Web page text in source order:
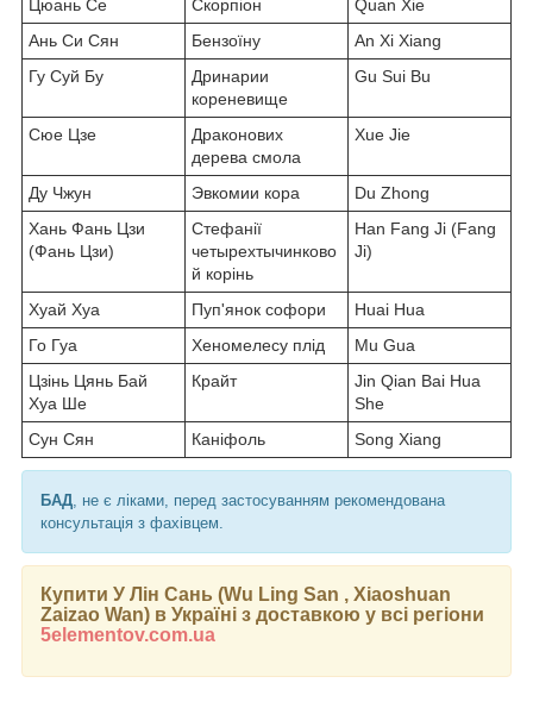
Цюань Се Скорпіон
Quan Xie
Ань Си Сян
Бензоїну
An Xi Xiang
Гу Суй Бу
Дринарии
кореневище
Gu Sui Bu
Сюе Цзе
Драконових
дерева смола
Xue Jie
Ду Чжун Эвкомии кора
Du Zhong
Хань Фань Цзи
(Фань Цзи)
Стефанії
четырехтычинково
й корінь
Han Fang Ji (Fang
Ji)
Хуай Хуа Пуп'янок софори
Huai Hua
Го Гуа
Хеномелесу плід
Mu Gua
Цзінь Цянь Бай
Хуа Ше
Крайт
Jin Qian Bai Hua
She
Сун Сян
Каніфоль Song Xiang
БАД, не є ліками, перед застосуванням рекомендована
консультація з фахівцем.
Купити У Лін Сань (Wu Ling San , Xiaoshuan
Zaizao Wan) в Україні з доставкою у всі регіони
5elementov.com.ua